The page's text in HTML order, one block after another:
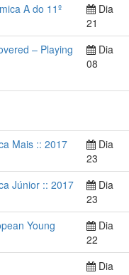
A do 11º
Dia
21
– Playing
Dia
08
Mais :: 2017
Dia
23
Júnior :: 2017
Dia
23
Young
Dia
22
Dia